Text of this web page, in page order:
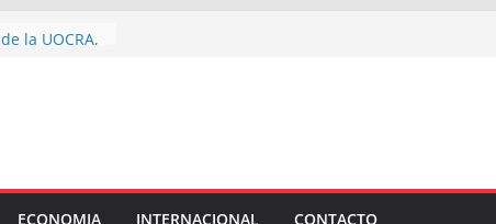
de
ECONOMIA INTERNACIONAL CONTACTO